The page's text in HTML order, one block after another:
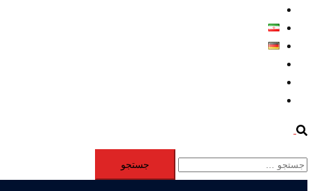
Search
جستجو
برای: